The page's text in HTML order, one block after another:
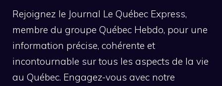
Rejoignez le Journal Le Québec Express,
membre du groupe Québec Hebdo, pour une
information précise, cohérente et
incontournable sur tous les aspects de la vie
au Québec. Engagez-vous avec notre